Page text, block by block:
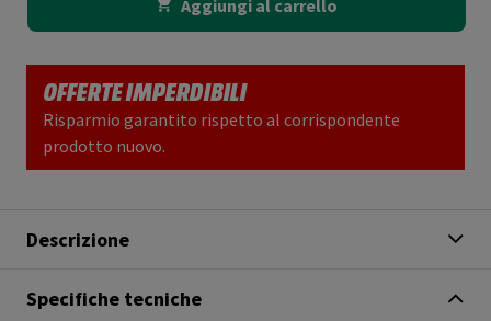
Aggiungi al carrello
OFFERTE IMPERDIBILI
Risparmio garantito rispetto al corrispondente
prodotto nuovo.
Descrizione
Specifiche tecniche